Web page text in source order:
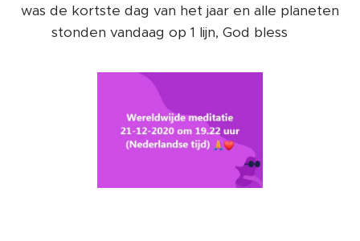
was de kortste dag van het jaar en alle planeten
stonden vandaag op 1 lijn, God bless ❤️